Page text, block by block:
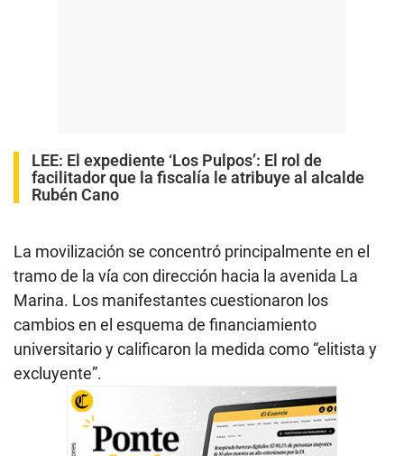
LEE: El expediente ‘Los Pulpos’: El rol de
facilitador que la fiscalía le atribuye al alcalde
Rubén Cano
La movilización se concentró principalmente en el
tramo de la vía con dirección hacia la avenida La
Marina. Los manifestantes cuestionaron los
cambios en el esquema de financiamiento
universitario y calificaron la medida como “elitista y
excluyente”.